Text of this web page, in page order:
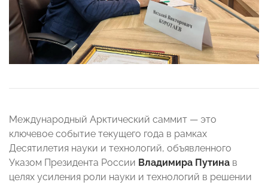
Международный Арктический саммит — это
ключевое событие текущего года в рамках
Десятилетия науки и технологий, объявленного
Указом Президента России Владимира Путина в
целях усиления роли науки и технологий в решении